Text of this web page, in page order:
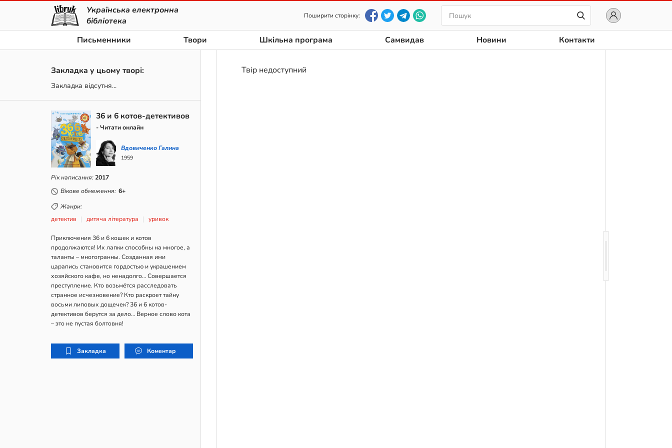
Українська електронна
бібліотека
Поширити сторінку:
Письменники Твори Шкільна програма Самвидав Новини Контакти
Закладка у цьому творі:
Закладка відсутня...
36 и 6 котов-детективов
- Читати онлайн
Вдовиченко Галина
1959
Рік написання:2017
Вікове обмеження: 6+
Жанри:
детектив
дитяча література уривок
Приключения 36 и 6 кошек и котов
продолжаются! Их лапки способны на многое, а
таланты – многогранны. Созданная ими
царапись становится гордостью и украшением
хозяйского кафе, но ненадолго… Совершается
преступление. Кто возьмётся расследовать
странное исчезновение? Кто раскроет тайну
восьми липовых дощечек? 36 и 6 котов-
детективов берутся за дело… Верное слово кота
– это не пустая болтовня!
Закладка Коментар
Твір недоступний